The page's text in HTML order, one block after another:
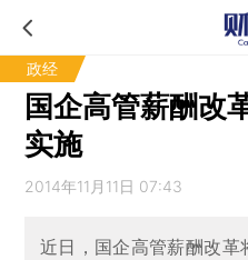
政经
国企高管薪酬改
实施
2014年11月11日 07:43
近日，国企高管薪酬改